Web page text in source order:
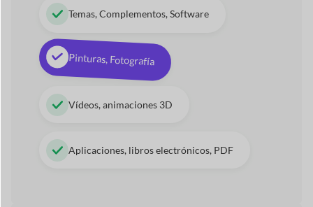
Temas, Complementos, Software
Pinturas, Fotografía
Vídeos, animaciones 3D
Aplicaciones, libros electrónicos, PDF